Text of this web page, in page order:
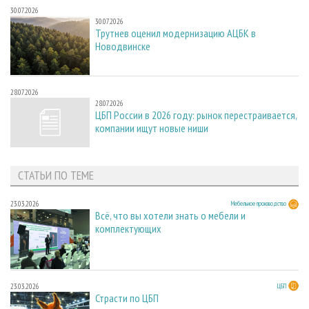
30.07.2026
30.07.2026
Трутнев оценил модернизацию АЦБК в
Новодвинске
28.07.2026
28.07.2026
ЦБП России в 2026 году: рынок перестраивается,
компании ищут новые ниши
СТАТЬИ ПО ТЕМЕ
23.03.2026 Мебельное производство
Всё, что вы хотели знать о мебели и
комплектующих
23.03.2026 ЦБП
Страсти по ЦБП